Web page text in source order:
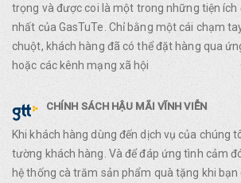
trọng và được coi là một trong những tiện ích
nhất của GasTuTe. Chỉ bằng một cái chạm
chuột, khách hàng đã có thể đặt hàng qua
hoặc các kênh mạng xã hội
CHÍNH SÁCH HẬU MÃI VĨNH VIỄN
Khi khách hàng dùng đến dịch vụ của chúng
tường khách hàng. Và để đáp ứng tình cảm
hệ thống cà trăm sản phẩm quà tặng khi